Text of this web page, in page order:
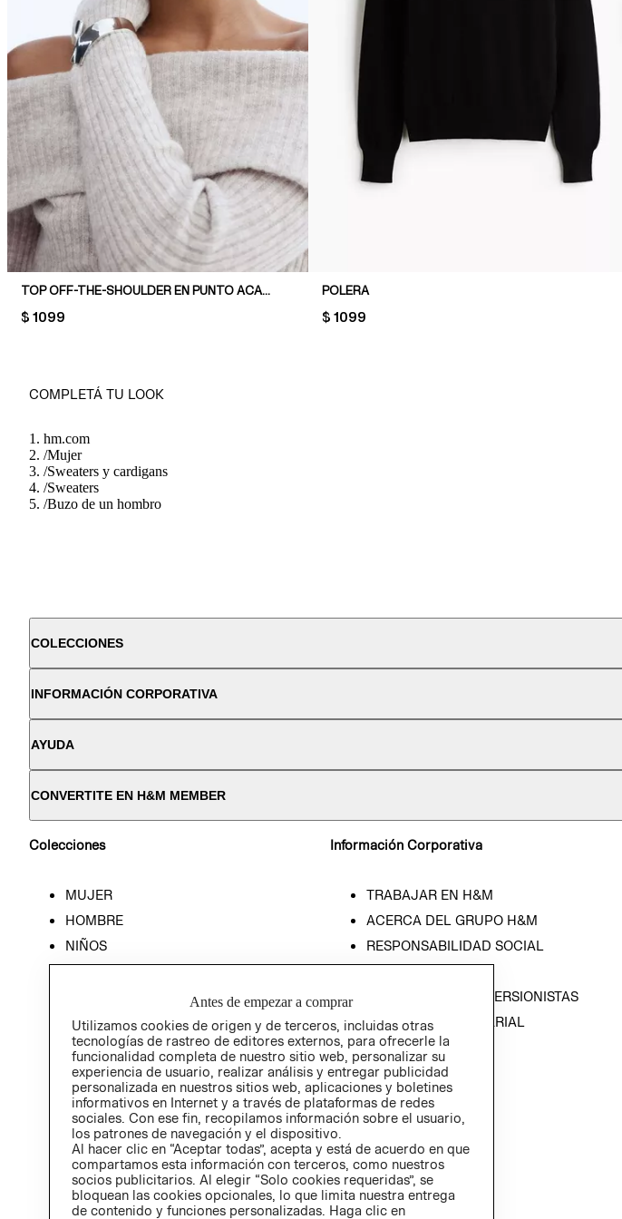
TOP OFF-THE-SHOULDER EN PUNTO ACANALADO
PRICE:
$ 1099
POLERA
PRICE:
$ 1099
COMPLETÁ TU LOOK
hm.com
/Mujer
/Sweaters y cardigans
/Sweaters
/Buzo de un hombro
COLECCIONES
INFORMACIÓN CORPORATIVA
AYUDA
CONVERTITE EN H&M MEMBER
Colecciones
MUJER
HOMBRE
NIÑOS
Información Corporativa
TRABAJAR EN H&M
ACERCA DEL GRUPO H&M
RESPONSABILIDAD SOCIAL
RELACIÓN CON INVERSIONISTAS
POLÍTICA EMPRESARIAL
Antes de empezar a comprar
Utilizamos cookies de origen y de terceros, incluidas otras
tecnologías de rastreo de editores externos, para ofrecerle la
funcionalidad completa de nuestro sitio web, personalizar su
experiencia de usuario, realizar análisis y entregar publicidad
personalizada en nuestros sitios web, aplicaciones y boletines
informativos en Internet y a través de plataformas de redes
sociales. Con ese fin, recopilamos información sobre el usuario,
los patrones de navegación y el dispositivo.
Al hacer clic en “Aceptar todas”, acepta y está de acuerdo en que
compartamos esta información con terceros, como nuestros
socios publicitarios. Al elegir “Solo cookies requeridas”, se
bloquean las cookies opcionales, lo que limita nuestra entrega
de contenido y funciones personalizadas. Haga clic en